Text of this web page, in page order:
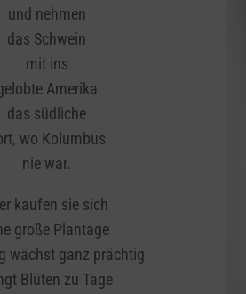
und nehmen
das Schwein
mit ins
Amerika
das südliche
wo Kolumbus
nie war.
kaufen sie sich
große Plantage
wächst ganz prächtig
Blüten zu Tage